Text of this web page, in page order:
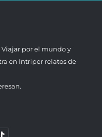
por el mundo y
en Intriper relatos de